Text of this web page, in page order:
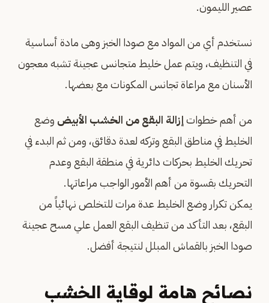
عصير الليمون.
نستخدم أي من المواد مع صودا الخبز وهى مادة أساسية
في التنظيف، ويتم عمل خليط متجانس عجينة تشبه معجون
الأسنان مع مراعاة تجانس المكونات مع بعضها.
من أهم خطواتإزالة البقع من الخشب الأبيض وضع
الخليط في مناطق البقع وتركه لعدة دقائق، ومن ثم البدء في
تحريك الخليط بحركات دائرية في منطقة البقع وعدم
التحريك بقسوة من أهم الأمور الواجب مراعاتها.
يمكن تكرار وضع الخليط عدة مرات للتخلص نهائياً من
البقع، بعد التأكد من تنظيف البقع العمل علي مسح عجينة
صودا الخبز بالقماش المبلل لنتيجة أفضل.
نصائح هامة لوقاية الخشب